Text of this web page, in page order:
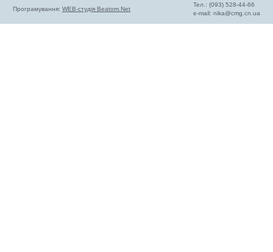
Програмування: WEB-студія Beatom.Net
Тел.: (093) 528-44-66
e-mail:nika@cmg.cn.ua